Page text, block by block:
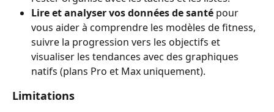
Lire et analyser vos données de santé pour
vous aider à comprendre les modèles de fitness,
suivre la progression vers les objectifs et
visualiser les tendances avec des graphiques
natifs (plans Pro et Max uniquement).
Limitations